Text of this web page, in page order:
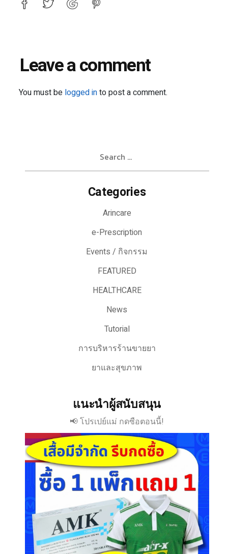
Leave a comment
You must be logged into post a comment.
Categories
Arincare
e-Prescription
Events / กิจกรรม
FEATURED
HEALTHCARE
News
Tutorial
การบริหารร้านขายยา
ยาและสุขภาพ
แนะนำผู้สนับสนุน
📢 โปรเปย์แม่ กดซือตอนนี้!